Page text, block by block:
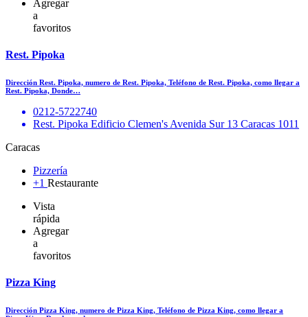
Agregar
a
favoritos
Rest. Pipoka
Dirección Rest. Pipoka, numero de Rest. Pipoka, Teléfono de Rest. Pipoka, como llegar a
Rest. Pipoka, Donde…
0212-5722740
Rest. Pipoka Edificio Clemen's Avenida Sur 13 Caracas 1011
Caracas
Pizzería
+1 Restaurante
Vista
rápida
Agregar
a
favoritos
Pizza King
Dirección Pizza King, numero de Pizza King, Teléfono de Pizza King, como llegar a